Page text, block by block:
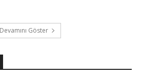
Devamını Göster